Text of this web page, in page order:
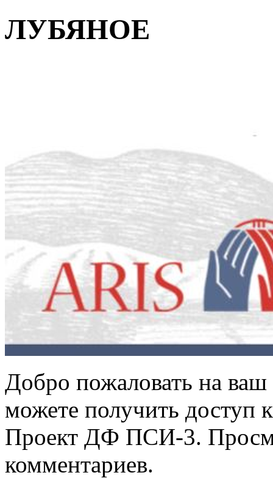
ЛУБЯНОЕ
Добро пожаловать на
можете получить доступ
Проект ДФ ПСИ-3.
комментариев.